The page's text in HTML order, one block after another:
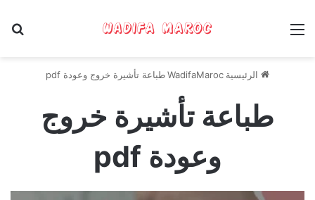
الرئيسية WadifaMarocطباعة تأشيرة خروج وعودة pdf
طباعة تأشيرة خروج
وعودة pdf